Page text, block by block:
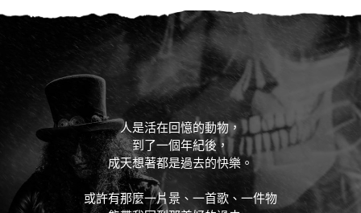
人是活在回憶的動物，
到了一個年紀後，
成天想著都是過去的快樂。
或許有那麼一片景、一首歌、一件物